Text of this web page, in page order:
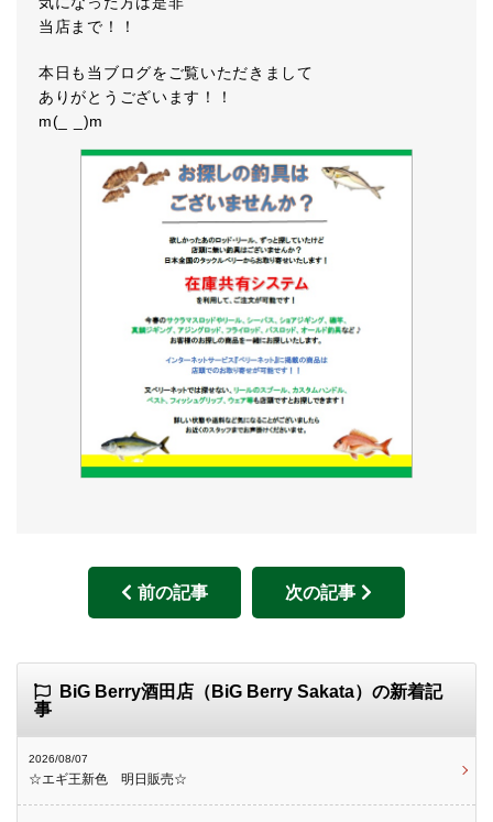
当店まで！！
本日も当ブログをご覧いただきまして
ありがとうございます！！
m(_ _)m
前の記事 次の記事
BiG Berry酒田店（BiG Berry Sakata）の新着記
事
2026/08/07
☆エギ王新色 明日販売☆